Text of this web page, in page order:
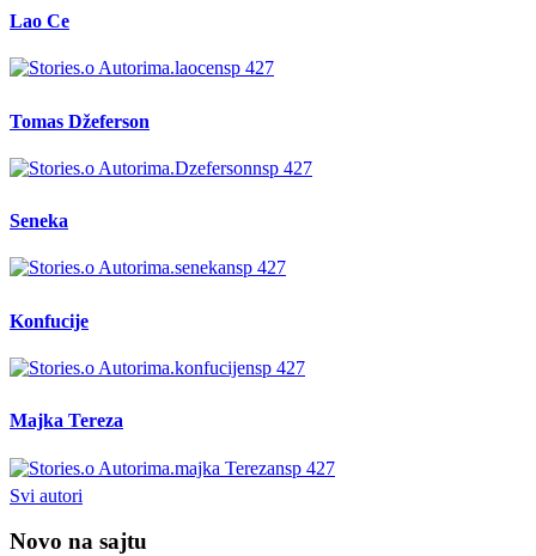
Lao Ce
Tomas Džeferson
Seneka
Konfucije
Majka Tereza
Svi autori
Novo na sajtu